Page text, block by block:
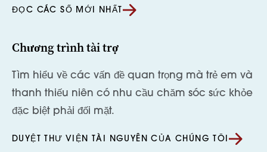
ĐỌC CÁC SỐ MỚI NHẤT
Chương trình tài trợ
Tìm hiểu về các vấn đề quan trọng mà trẻ em và
thanh thiếu niên có nhu cầu chăm sóc sức khỏe
đặc biệt phải đối mặt.
DUYỆT THƯ VIỆN TÀI NGUYÊN CỦA CHÚNG TÔI